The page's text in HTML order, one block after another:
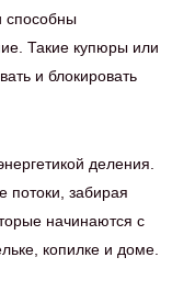
способны
Такие купюры или
и блокировать
деления.
потоки, забирая
начинаются с
копилке и доме.